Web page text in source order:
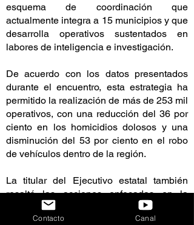
esquema de coordinación que
actualmente integra a 15 municipios y que
desarrolla operativos sustentados en
labores de inteligencia e investigación.
De acuerdo con los datos presentados
durante el encuentro, esta estrategia ha
permitido la realización de más de 253 mil
operativos, con una reducción del 36 por
ciento en los homicidios dolosos y una
disminución del 53 por ciento en el robo
de vehículos dentro de la región.
La titular del Ejecutivo estatal también
resaltó las acciones enfocadas en la
prevención social de la violencia, entre
ellas mil 255 Jornadas de Paz en las que
Contacto Canal